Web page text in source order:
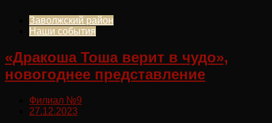
Заволжский район
Наши события
«Дракоша Тоша верит в чудо»,
новогоднее представление
Филиал №9
27.12.2023